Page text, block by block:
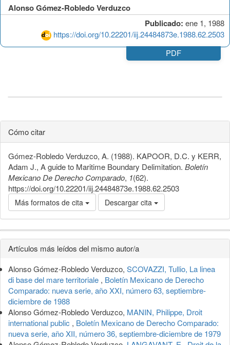
Publicado: ene 1, 1988
https://doi.org/10.22201/iij.24484873e.1988.62.2503
Alonso Gómez-Robledo Verduzco
PDF
Cómo citar
Gómez-Robledo Verduzco, A. (1988). KAPOOR, D.C. y KERR,
Adam J., A guide to Maritime Boundary Delimitation. Boletín
Mexicano De Derecho Comparado, 1(62).
https://doi.org/10.22201/iij.24484873e.1988.62.2503
Más formatos de cita Descargar cita
Detalles
del
artículo
Artículos más leídos del mismo autor/a
Alonso Gómez-Robledo Verduzco, SCOVAZZI, Tullio, La linea
di base del mare territoriale , Boletín Mexicano de Derecho
Comparado: nueva serie, año XXI, número 63, septiembre-
diciembre de 1988
Alonso Gómez-Robledo Verduzco, MANIN, Philippe, Droit
international public , Boletín Mexicano de Derecho Comparado:
nueva serie, año XII, número 36, septiembre-diciembre de 1979